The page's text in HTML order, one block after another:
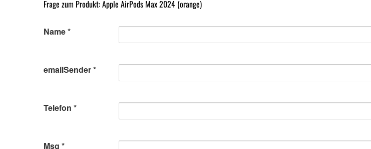
Frage zum Produkt: Apple AirPods Max 2024 (orange)
Name
emailSender
Telefon
Msg